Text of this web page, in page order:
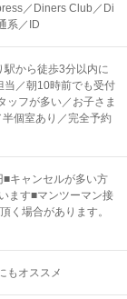
／Diners Club／Di
系／ID
から徒歩3分以内に
当／朝10時前でも受付
ッフが多い／お子さま
個室あり／完全予約
キャンセルが多い方
ます■マンツーマン接
く場合があります。
もオススメ